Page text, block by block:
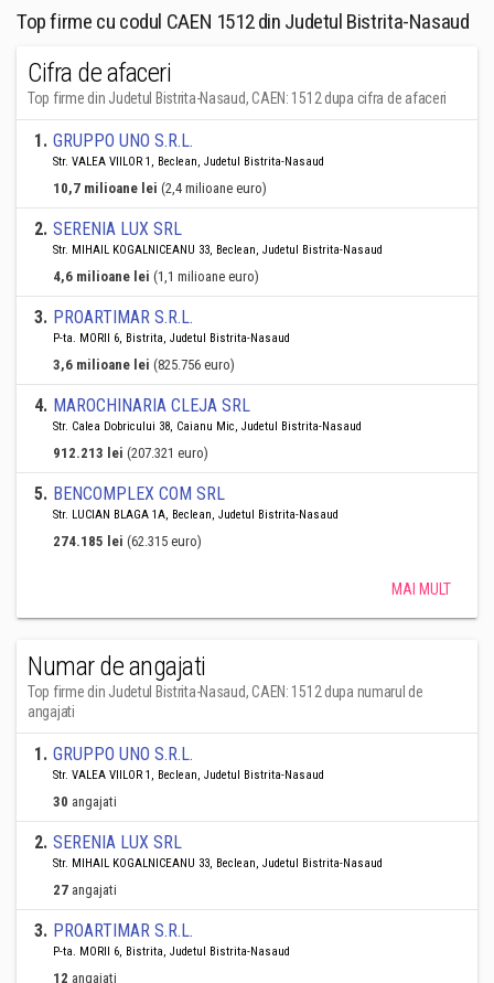
Top firme cu codul CAEN 1512 din Judetul Bistrita-Nasaud
Cifra de afaceri
Top firme din Judetul Bistrita-Nasaud, CAEN: 1512 dupa cifra de afaceri
1. GRUPPO UNO S.R.L.
Str. VALEA VIILOR 1, Beclean, Judetul Bistrita-Nasaud
10,7 milioane lei (2,4 milioane euro)
2. SERENIA LUX SRL
Str. MIHAIL KOGALNICEANU 33, Beclean, Judetul Bistrita-Nasaud
4,6 milioane lei (1,1 milioane euro)
3. PROARTIMAR S.R.L.
P-ta. MORII 6, Bistrita, Judetul Bistrita-Nasaud
3,6 milioane lei (825.756 euro)
4. MAROCHINARIA CLEJA SRL
Str. Calea Dobricului 38, Caianu Mic, Judetul Bistrita-Nasaud
912.213 lei (207.321 euro)
5. BENCOMPLEX COM SRL
Str. LUCIAN BLAGA 1A, Beclean, Judetul Bistrita-Nasaud
274.185 lei (62.315 euro)
MAI MULT
Numar de angajati
Top firme din Judetul Bistrita-Nasaud, CAEN: 1512 dupa numarul de
angajati
1. GRUPPO UNO S.R.L.
Str. VALEA VIILOR 1, Beclean, Judetul Bistrita-Nasaud
30 angajati
2. SERENIA LUX SRL
Str. MIHAIL KOGALNICEANU 33, Beclean, Judetul Bistrita-Nasaud
27 angajati
3. PROARTIMAR S.R.L.
P-ta. MORII 6, Bistrita, Judetul Bistrita-Nasaud
12 angajati